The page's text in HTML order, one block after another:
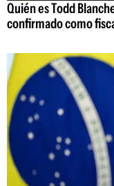
Quién es Todd
confirmado como